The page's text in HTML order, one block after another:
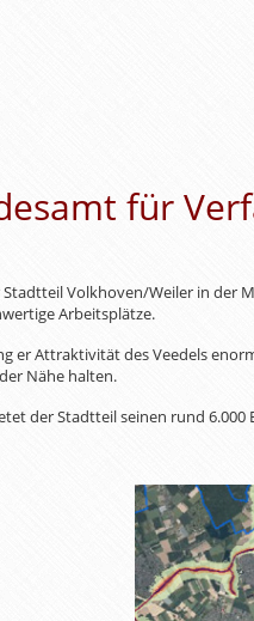
für
Volkhoven/Weiler in der
Arbeitsplätze.
er Attraktivität des Veedels
Nähe halten.
der Stadtteil seinen rund